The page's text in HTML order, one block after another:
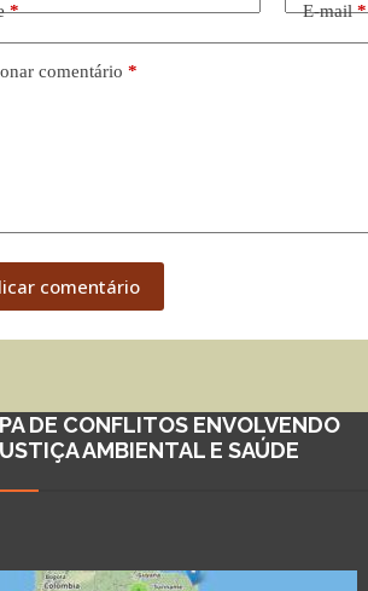
* E-mail*
comentário *
comentário
DE CONFLITOS ENVOLVENDO
AMBIENTAL E SAÚDE